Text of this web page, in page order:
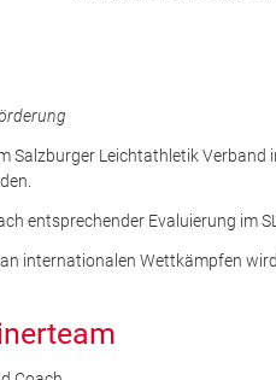
Salzburger Leichtathletik
entsprechender Evaluierung im
an internationalen Wettkämpfen